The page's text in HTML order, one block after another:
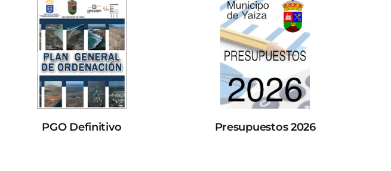
PGO Definitivo Presupuestos 2026